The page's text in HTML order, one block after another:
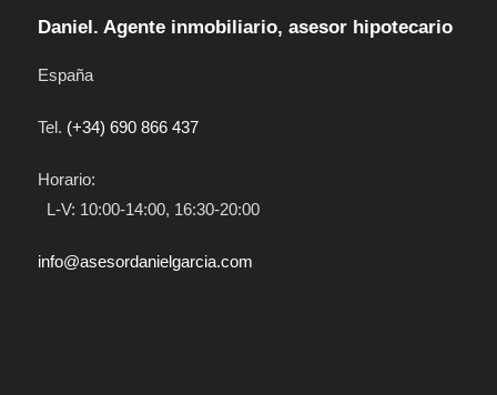
Daniel. Agente inmobiliario, asesor hipotecario
España
Tel. (+34) 690 866 437
Horario:
L-V: 10:00-14:00, 16:30-20:00
info@asesordanielgarcia.com